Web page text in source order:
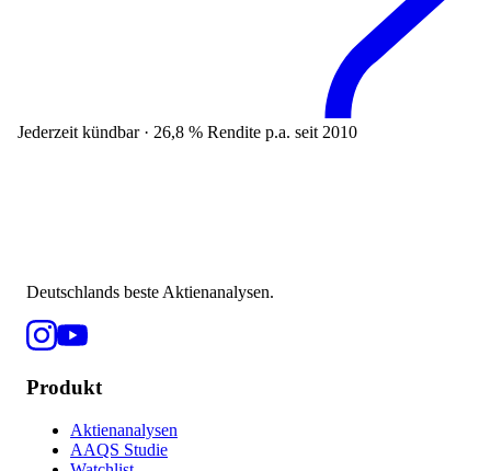
Jederzeit kündbar · 26,8 % Rendite p.a. seit 2010
Deutschlands beste Aktienanalysen.
Produkt
Aktienanalysen
AAQS Studie